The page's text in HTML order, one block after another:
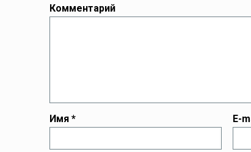
Комментарий
Имя* E-